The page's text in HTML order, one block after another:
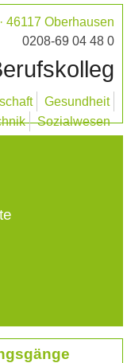
46117 Oberhausen
0208-69 04 48 0
Gesundheit
Sozialwesen